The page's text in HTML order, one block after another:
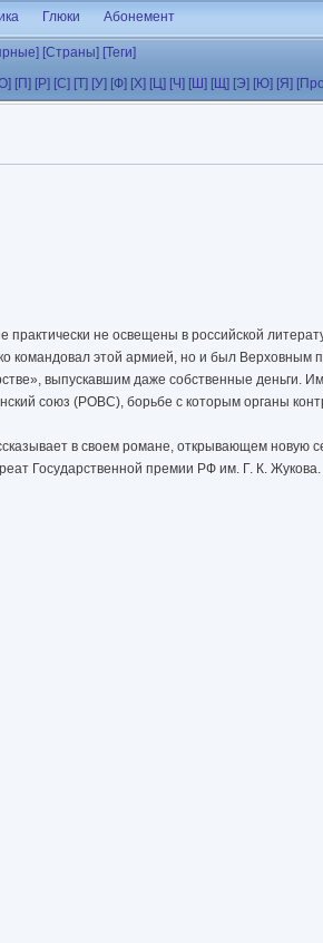
Глюки Абонемент
[Страны] [Теги]
[П] [Р] [С] [Т] [У] [Ф] [Х] [Ц] [Ч] [Ш] [Щ] [Э] [Ю] [Я]
не освещены в российской
командовал этой армией, но и был Верховным
выпускавшим даже собственные деньги.
союз (РОВС), борьбе с которым органы
в своем романе, открывающем новую
Государственной премии РФ им. Г. К. Жукова.